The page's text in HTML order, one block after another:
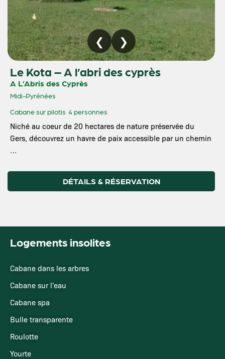
Le Kota – A l’abri des cyprès
A L’Abris des Cyprès
Midi-Pyrénées
Cabane sur pilotis 4 personnes
Niché au coeur de 20 hectares de nature préservée du
Gers, découvrez un havre de paix accessible par un chemin
…
DÉTAILS & RÉSERVATION
Logements insolites
Cabane dans les arbres
Cabane sur l'eau
Cabane spa
Bulle transparente
Roulotte
Yourte